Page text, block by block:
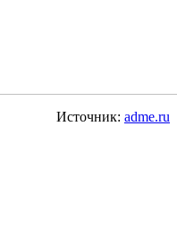
Источник: adme.ru